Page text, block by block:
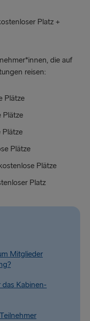
Platz +
die auf
reisen:
Plätze
Plätze
Plätze
Plätze
Platz
Mitglieder
Kabinen-